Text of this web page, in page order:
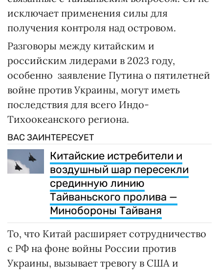
исключает применения силы для
получения контроля над островом.
Разговоры между китайским и
российским лидерами в 2023 году,
особенно заявление Путина о пятилетней
войне против Украины, могут иметь
последствия для всего Индо-
Тихоокеанского региона.
ВАС ЗАИНТЕРЕСУЕТ
Китайские истребители и
воздушный шар пересекли
срединную линию
Тайваньского пролива —
Минобороны Тайваня
То, что Китай расширяет сотрудничество
с РФ на фоне войны России против
Украины, вызывает тревогу в США и